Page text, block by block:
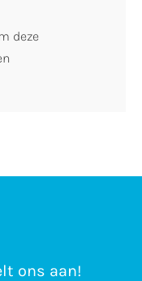
deze
ons aan!